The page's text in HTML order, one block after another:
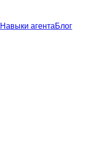
Навыки агентаБлог